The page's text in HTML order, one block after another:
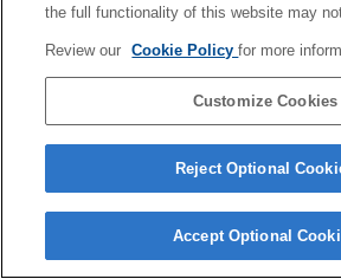
Dependendo do seu país ou
produtos apresentados podem
the full functionality of this website may
Review our Cookie Policyfor more
Customize Cookies
Reject Optional
Accept Optional